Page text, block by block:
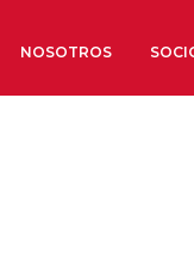
NOSOTROS